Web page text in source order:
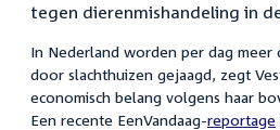
tegen dierenmishandeling in
In Nederland worden per dag meer
door slachthuizen gejaagd, zegt
economisch belang volgens haar
Een recente EenVandaag-reportage